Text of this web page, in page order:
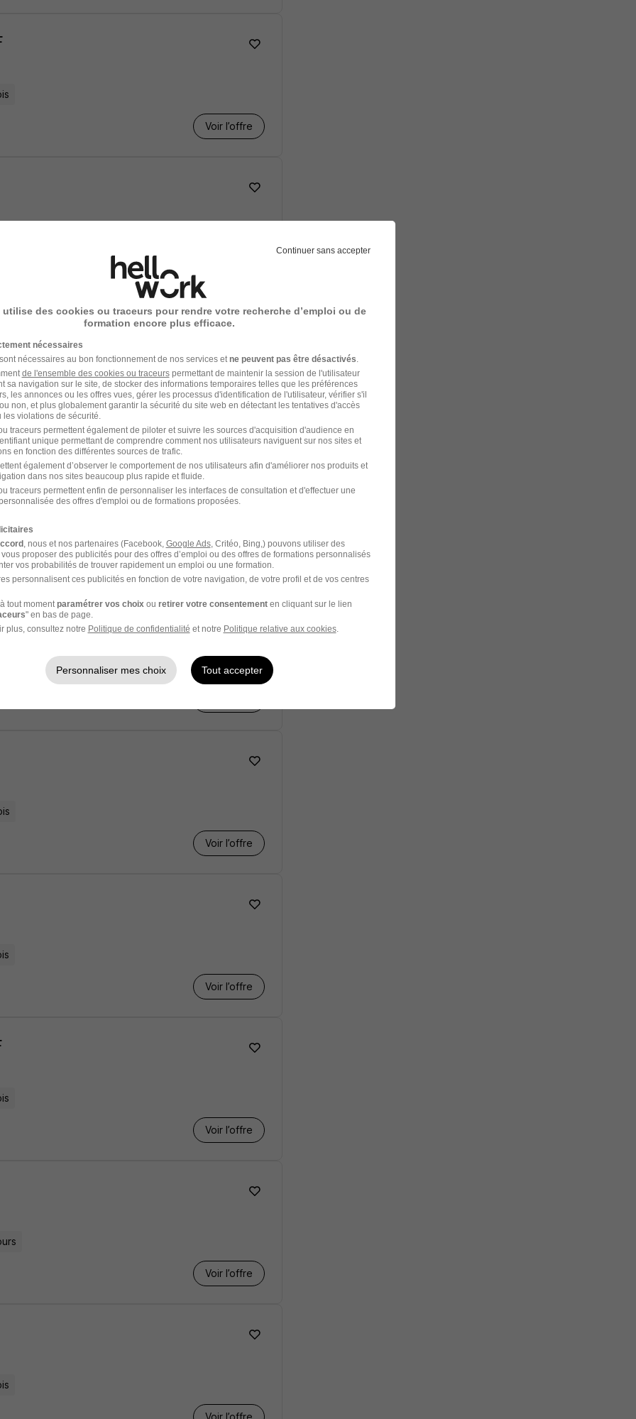
Voir l’offre
Voir l’offre
Voir l’offre
Voir l’offre
Voir l’offre
Voir l’offre
Voir l’offre
Continuer sans accepter
utilise des cookies ou traceurs pour rendre votre recherche d’emploi ou de
formation encore plus efficace.
nécessaires
nécessaires au bon fonctionnement de nos services et ne peuvent pas être désactivés
de l'ensemble des cookies ou traceurspermettant de maintenir la session de l'utilisateur
sa navigation sur le site, de stocker des informations temporaires telles que les préférences
les annonces ou les offres vues, gérer les processus d'identification de l'utilisateur, vérifier s'il
non, et plus globalement garantir la sécurité du site web en détectant les tentatives d'accès
violations de sécurité.
traceurs permettent également de piloter et suivre les sources d'acquisition d'audience en
unique permettant de comprendre comment nos utilisateurs naviguent sur nos sites et
en fonction des différentes sources de trafic.
également d’observer le comportement de nos utilisateurs afin d'améliorer nos produits et
dans nos sites beaucoup plus rapide et fluide.
traceurs permettent enfin de personnaliser les interfaces de consultation et d'effectuer une
des offres d'emploi ou de formations proposées.
, nous et nos partenaires (Facebook, Google Ads, Critéo, Bing,) pouvons utiliser des
proposer des publicités pour des offres d’emploi ou des offres de formations personnalisés
vos probabilités de trouver rapidement un emploi ou une formation.
personnalisent ces publicités en fonction de votre navigation, de votre profil et de vos centres
tout moment paramétrer vos choix ou retirer votre consentementen cliquant sur le lien
" en bas de page.
plus, consultez notre Politique de confidentialité et notre Politique relative aux cookies.
Personnaliser mes choix Tout accepter